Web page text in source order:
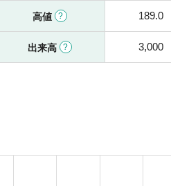
高値 189.0
出来高 3,000